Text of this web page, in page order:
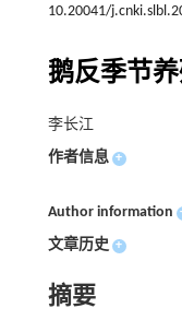
10.20041/
鹅反季节
李长江
作者信息 +
Author information
文章历史 +
摘要